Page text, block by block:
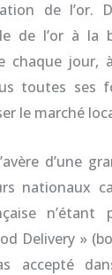
de l’or.
de l’or à la
chaque jour,
toutes ses
le marché
d’une
nationaux
n’étant
Delivery »
accepté